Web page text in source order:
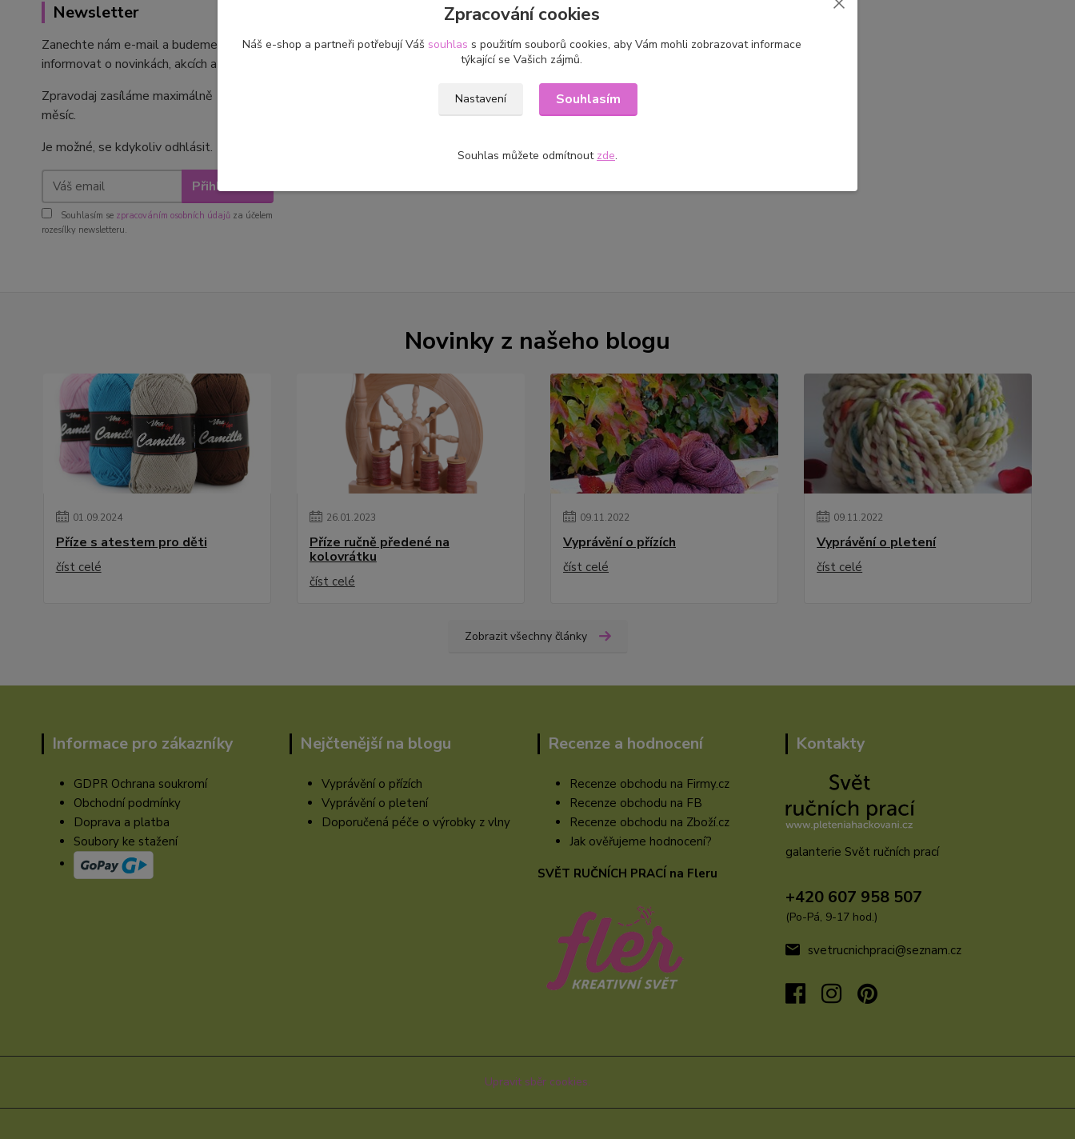
Newsletter
Zanechte nám e-mail a budeme Vás
informovat o novinkách, akcích a slevách.
Zpravodaj zasíláme maximálně 1- 2x za
měsíc.
Je možné, se kdykoliv odhlásit.
Přihlásit se
Souhlasím se zpracováním osobních údajů za účelem
rozesílky newsletteru.
Novinky z našeho blogu
01.09.2024
Příze s atestem pro děti
číst celé
26.01.2023
Příze ručně předené na
kolovrátku
číst celé
09.11.2022
Vyprávění o přízích
číst celé
09.11.2022
Vyprávění o pletení
číst celé
Zobrazit všechny články
Informace pro zákazníky
GDPR Ochrana soukromí
Obchodní podmínky
Doprava a platba
Soubory ke stažení
Nejčtenější na blogu
Vyprávění o přízích
Vyprávění o pletení
Doporučená péče o výrobky z vlny
Recenze a hodnocení
Recenze obchodu na Firmy.cz
Recenze obchodu na FB
Recenze obchodu na Zboží.cz
Jak ověřujeme hodnocení?
SVĚT RUČNÍCH PRACÍ na Fleru
Kontakty
galanterie Svět ručních prací
+420 607 958 507
(Po-Pá, 9-17 hod.)
svetrucnichpraci@seznam.cz
Upravit sběr cookies.
Zpracování cookies
Náš e-shop a partneři potřebují Váš souhlas s použitím souborů cookies, aby Vám mohli zobrazovat informace
týkající se Vašich zájmů.
Nastavení Souhlasím
Souhlas můžete odmítnout zde.